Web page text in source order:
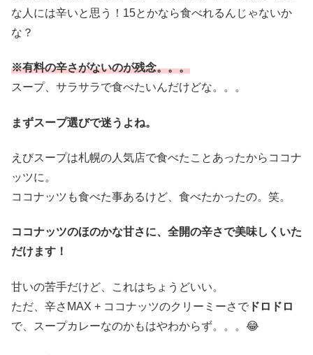
な人には辛いと思う！15とかなら食べれるんじゃないか
な？
※有料の辛さがないのが残念。。。
スープ、サラサラで食べたいんだけどな。。。
まずスープ選びで迷うよね。
えびスープは札幌の人気店で食べたことあったからココナ
ッツに。
ココナッツも食べた事あるけど、食べたかったの。笑。
ココナッツのほのかな甘さに、全開の辛さで美味しくいた
だけます！
甘いの苦手だけど、これはちょうどいい。
ただ、辛さMAX + ココナッツのクリーミーさで ドロドロ
で、スープカレーなのかもはやわからず。。。😂